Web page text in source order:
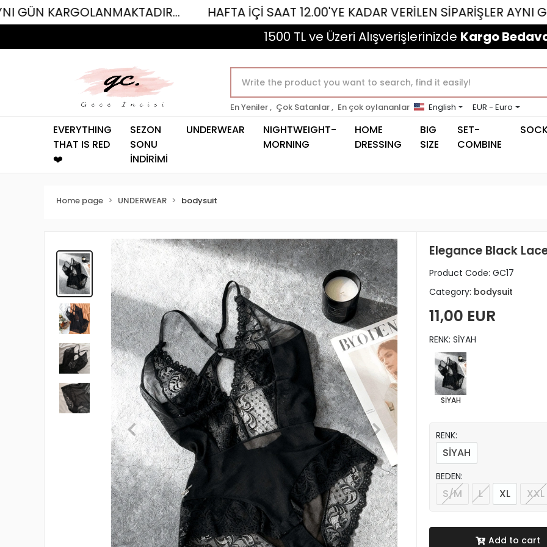
HAFTA İÇİ SAAT 12.00'YE KADAR VERİLEN SİPARİŞLER AYNI GÜN
1500 TL ve Üzeri Alışverişlerinizde Kargo
En Yeniler , Çok Satanlar , En çok oylananlar English EUR - Euro
EVERYTHING
THAT IS RED
❤️
SEZON
SONU
İNDİRİMİ
UNDERWEAR
NIGHTWEIGHT-
MORNING
HOME
DRESSING
BIG
SIZE
SET-
COMBINE
Home page UNDERWEAR bodysuit
Elegance Black
Product Code: GC17
Category: bodysuit
11,00 EUR
RENK: SİYAH
SİYAH
RENK:
SİYAH
BEDEN:
S/M L XL XXL
Add to cart